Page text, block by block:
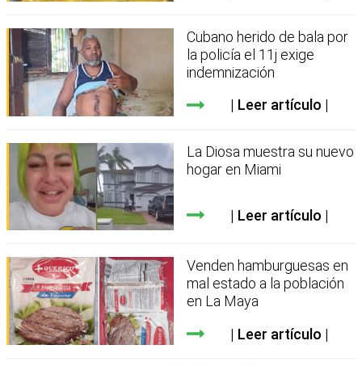
Cubano herido de bala por
la policía el 11j exige
indemnización
Leer artículo
La Diosa muestra su nuevo
hogar en Miami
Leer artículo
Venden hamburguesas en
mal estado a la población
en La Maya
Leer artículo